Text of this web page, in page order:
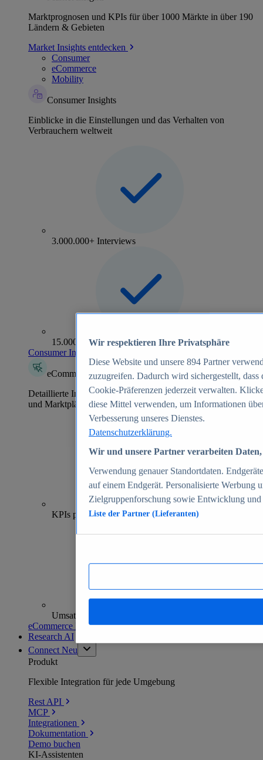
Marktprognosen und KPIs für über 1000 Märkte in über 190
Ländern & Gebieten
Market Insights entdecken
Consumer
eCommerce
Mobility
Consumer Insights
Einblicke in die Einstellungen und das Verhalten von
Verbrauchern weltweit
3.000.000+ Interviews
15.000+ Marken
Consumer Insights entdecken
eCommerce Insights
Detaillierte Informationen zu mehr als 39.000 Online-Shops
und Marktplätzen
70+
KPIs pro Shop
Umsatzanalysen und -prognosen
eCommerce Insights entdecken
Research AI
Connect Neu
Produkt
Flexible Integration für jede Umgebung
Rest API
MCP
Integrationen
Dokumentation
Demo buchen
KI-Assistenten
Wir respektieren Ihre Privatsphäre
Diese Website und unsere 894 Partner
zuzugreifen. Dadurch wird sichergestellt,
Cookie-Präferenzen jederzeit verwalten.
diese Mittel verwenden, um Informationen
Verbesserung unseres Dienstes.
Datenschutzerklärung.
Wir und unsere Partner verarbeiten
Verwendung genauer Standortdaten.
auf einem Endgerät. Personalisierte Werbung
Zielgruppenforschung sowie Entwicklung
Liste der Partner (Lieferanten)